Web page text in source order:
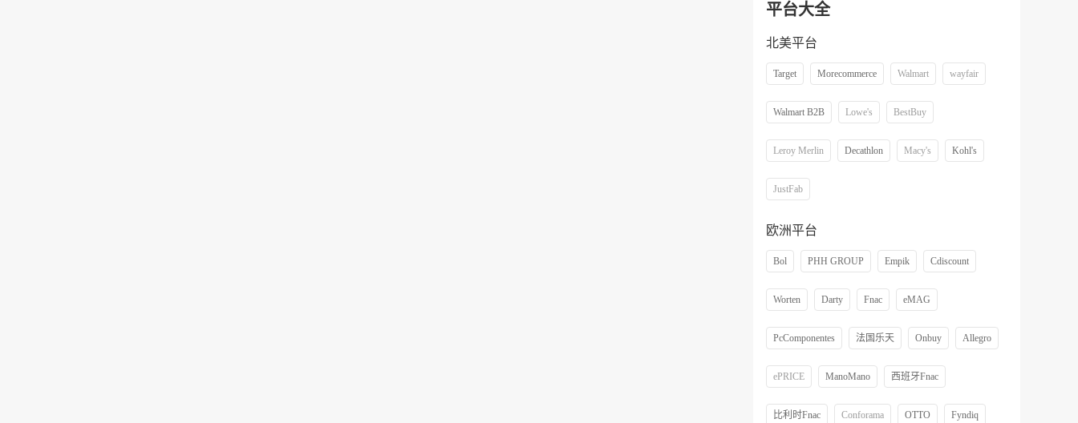
平台大全
北美平台
Target Morecommerce Walmart wayfair
Walmart B2B Lowe's BestBuy
Leroy Merlin Decathlon Macy's Kohl's
JustFab
欧洲平台
Bol PHH GROUP Empik Cdiscount
Worten Darty Fnac eMAG
PcComponentes 法国乐天 Onbuy Allegro
ePRICE ManoMano 西班牙Fnac
比利时Fnac Conforama OTTO Fyndiq